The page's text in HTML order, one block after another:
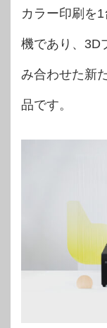
カラー印刷を
機であり、3D
み合わせた新
品です。